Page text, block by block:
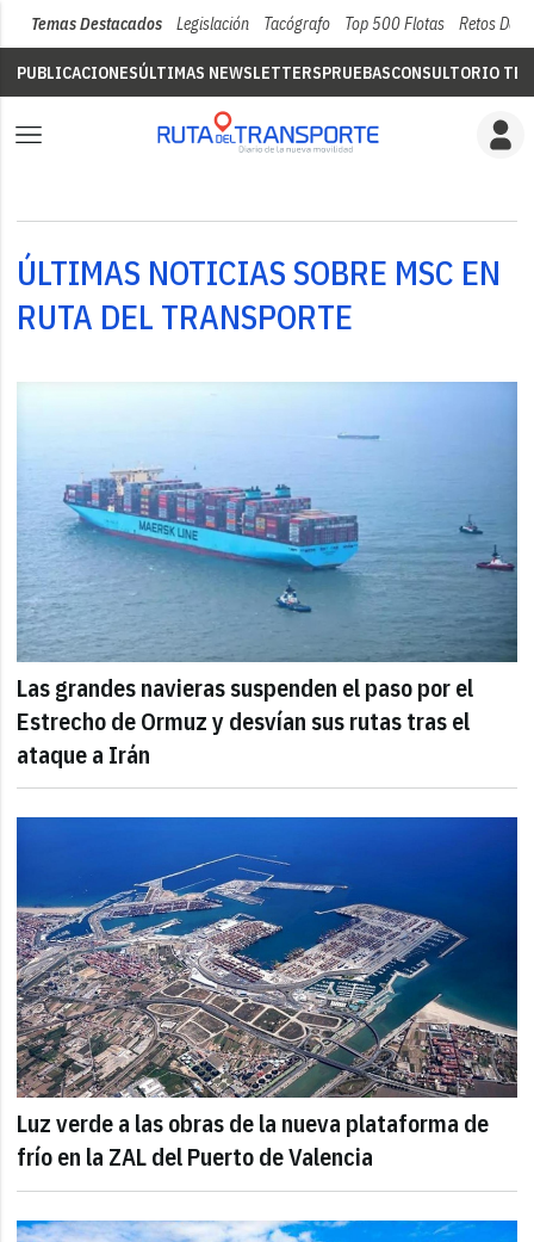
Temas Destacados Legislación Tacógrafo Top 500 Flotas Retos Del
PUBLICACIONESÚLTIMAS NEWSLETTERSPRUEBASCONSULTORIO
ÚLTIMAS NOTICIAS SOBRE MSC EN
RUTA DEL TRANSPORTE
Las grandes navieras suspenden el paso por el
Estrecho de Ormuz y desvían sus rutas tras el
ataque a Irán
Luz verde a las obras de la nueva plataforma de
frío en la ZAL del Puerto de Valencia